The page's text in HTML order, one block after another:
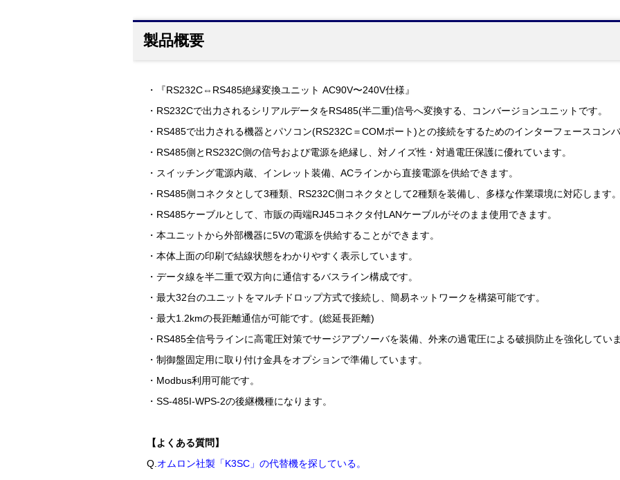
製品概要
・『RS232C⇔RS485絶縁変換ユニット AC90V〜240V仕様』
・RS232Cで出力されるシリアルデータをRS485(半二重)信号へ変換する、コンバージョンユニットです。
・RS485で出力される機器とパソコン(RS232C＝COMポート)との接続をするためのインターフェースコン
・RS485側とRS232C側の信号および電源を絶縁し、対ノイズ性・対過電圧保護に優れています。
・スイッチング電源内蔵、インレット装備、ACラインから直接電源を供給できます。
・RS485側コネクタとして3種類、RS232C側コネクタとして2種類を装備し、多様な作業環境に対応します
・RS485ケーブルとして、市販の両端RJ45コネクタ付LANケーブルがそのまま使用できます。
・本ユニットから外部機器に5Vの電源を供給することができます。
・本体上面の印刷で結線状態をわかりやすく表示しています。
・データ線を半二重で双方向に通信するバスライン構成です。
・最大32台のユニットをマルチドロップ方式で接続し、簡易ネットワークを構築可能です。
・最大1.2kmの長距離通信が可能です。(総延長距離)
・RS485全信号ラインに高電圧対策でサージアブソーバを装備、外来の過電圧による破損防止を強化してい
・制御盤固定用に取り付け金具をオプションで準備しています。
・Modbus利用可能です。
・SS-485I-WPS-2の後継機種になります。
【よくある質問】
Q.オムロン社製「K3SC」の代替機を探している。